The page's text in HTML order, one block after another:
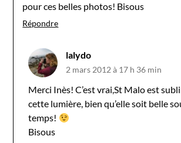
pour ces belles photos! Bisous
Répondre
lalydo
2 mars 2012 à 17 h 36 min
Merci Inès! C’est vrai,St Malo est
cette lumière, bien qu’elle soit belle
temps!
Bisous